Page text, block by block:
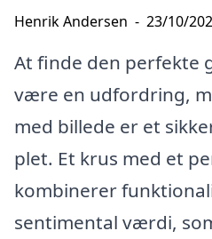
Henrik Andersen - 23/10/
At finde den perfekte
være en udfordring,
med billede er et
plet. Et krus med et
kombinerer
sentimental værdi,